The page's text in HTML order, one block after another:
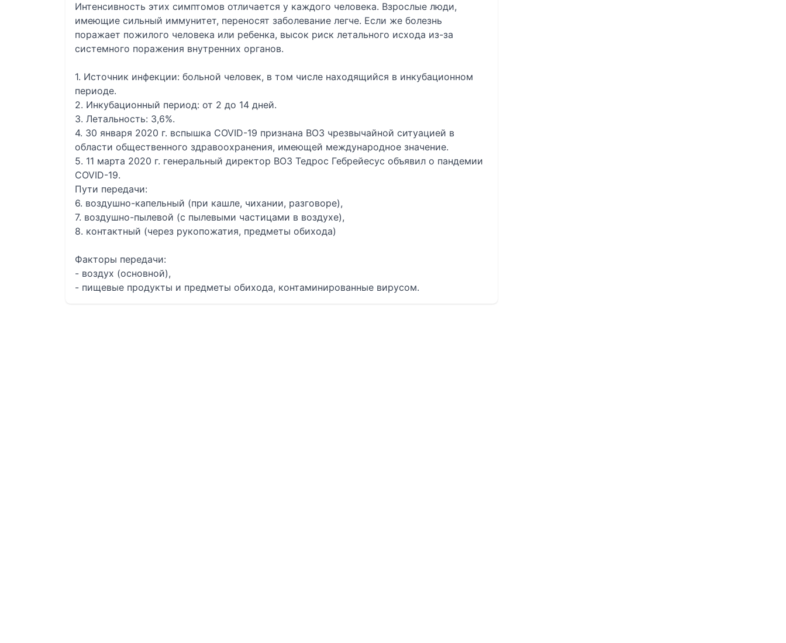
Интенсивность этих симптомов отличается у каждого человека. Взрослые люди,
имеющие сильный иммунитет, переносят заболевание легче. Если же болезнь
поражает пожилого человека или ребенка, высок риск летального исхода из-за
системного поражения внутренних органов.
1. Источник инфекции: больной человек, в том числе находящийся в инкубационном
периоде.
2. Инкубационный период: от 2 до 14 дней.
3. Летальность: 3,6%.
4. 30 января 2020 г. вспышка COVID-19 признана ВОЗ чрезвычайной ситуацией в
области общественного здравоохранения, имеющей международное значение.
5. 11 марта 2020 г. генеральный директор ВОЗ Тедрос Гебрейесус объявил о пандемии
COVID-19.
Пути передачи:
6. воздушно-капельный (при кашле, чихании, разговоре),
7. воздушно-пылевой (с пылевыми частицами в воздухе),
8. контактный (через рукопожатия, предметы обихода)
Факторы передачи:
- воздух (основной),
- пищевые продукты и предметы обихода, контаминированные вирусом.